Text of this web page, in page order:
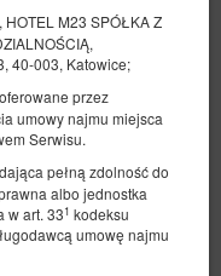
HOTEL M23 SPÓŁKA Z
40-003, Katowice;
przez
umowy najmu miejsca
Serwisu.
pełną zdolność do
albo jednostka
w art. 331 kodeksu
umowę najmu